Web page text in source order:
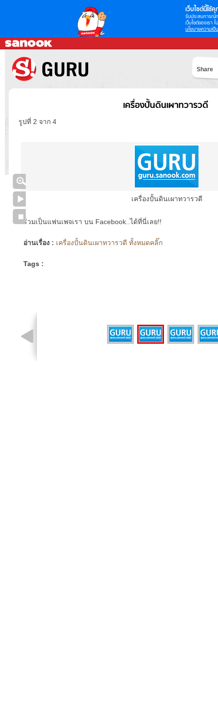
เว็บไซต์นี้ใช้คุ
รับประสบการณ์
เว็บไซต์ของเรา
นโยบายความเป็
Share
เครื่องปั้นดินเผาทวารวดี
รูปที่ 2 จาก 4
เครื่องปั้นดินเผาทวารวดี
ร่วมเป็นแฟนเพจเรา บน Facebook..ได้ที่นี่เลย!!
อ่านเรื่อง : เครื่องปั้นดินเผาทวารวดี ทั้งหมดคลิ๊ก
Tags :